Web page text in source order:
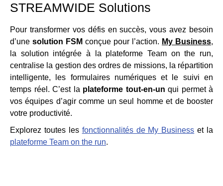
STREAMWIDE Solutions
Pour transformer vos défis en succès, vous avez besoin
d’une solution FSM conçue pour l’action. My Business,
la solution intégrée à la plateforme Team on the run,
centralise la gestion des ordres de missions, la répartition
intelligente, les formulaires numériques et le suivi en
temps réel. C’est la plateforme tout-en-un qui permet à
vos équipes d’agir comme un seul homme et de booster
votre productivité.
Explorez toutes les fonctionnalités de My Business et la
plateforme Team on the run.